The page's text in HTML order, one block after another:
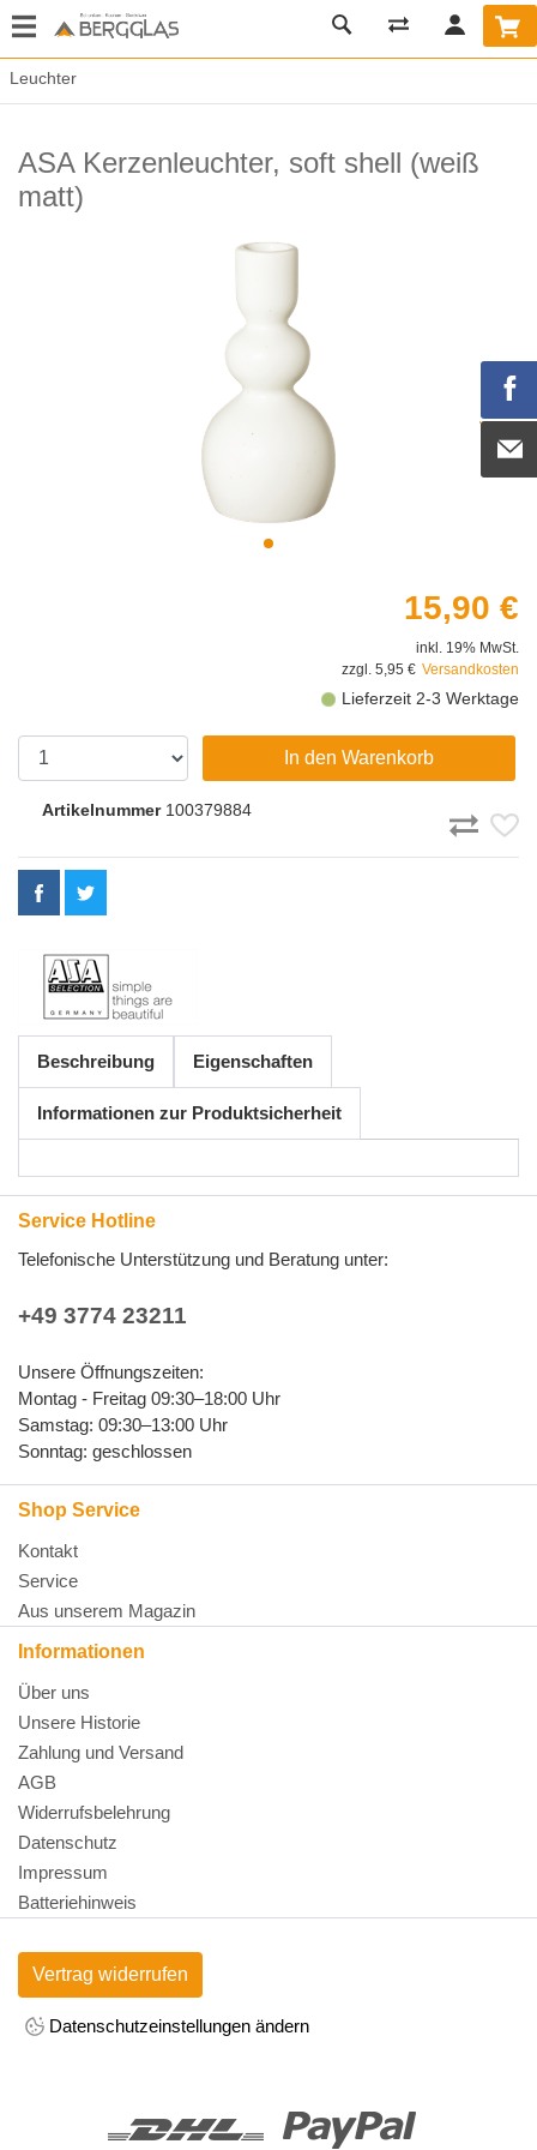
Leuchter
ASA Kerzenleuchter, soft shell (weiß
matt)
15,90 €
inkl. 19% MwSt.
zzgl. 5,95 € Versandkosten
Lieferzeit 2-3 Werktage
In den Warenkorb
Artikelnummer100379884
Beschreibung Eigenschaften
Informationen zur Produktsicherheit
Service Hotline
Telefonische Unterstützung und Beratung unter:
+49 3774 23211
Unsere Öffnungszeiten:
Montag - Freitag 09:30–18:00 Uhr
Samstag: 09:30–13:00 Uhr
Sonntag: geschlossen
Shop Service
Kontakt
Service
Aus unserem Magazin
Informationen
Über uns
Unsere Historie
Zahlung und Versand
AGB
Widerrufsbelehrung
Datenschutz
Impressum
Batteriehinweis
Vertrag widerrufen
Datenschutzeinstellungen ändern